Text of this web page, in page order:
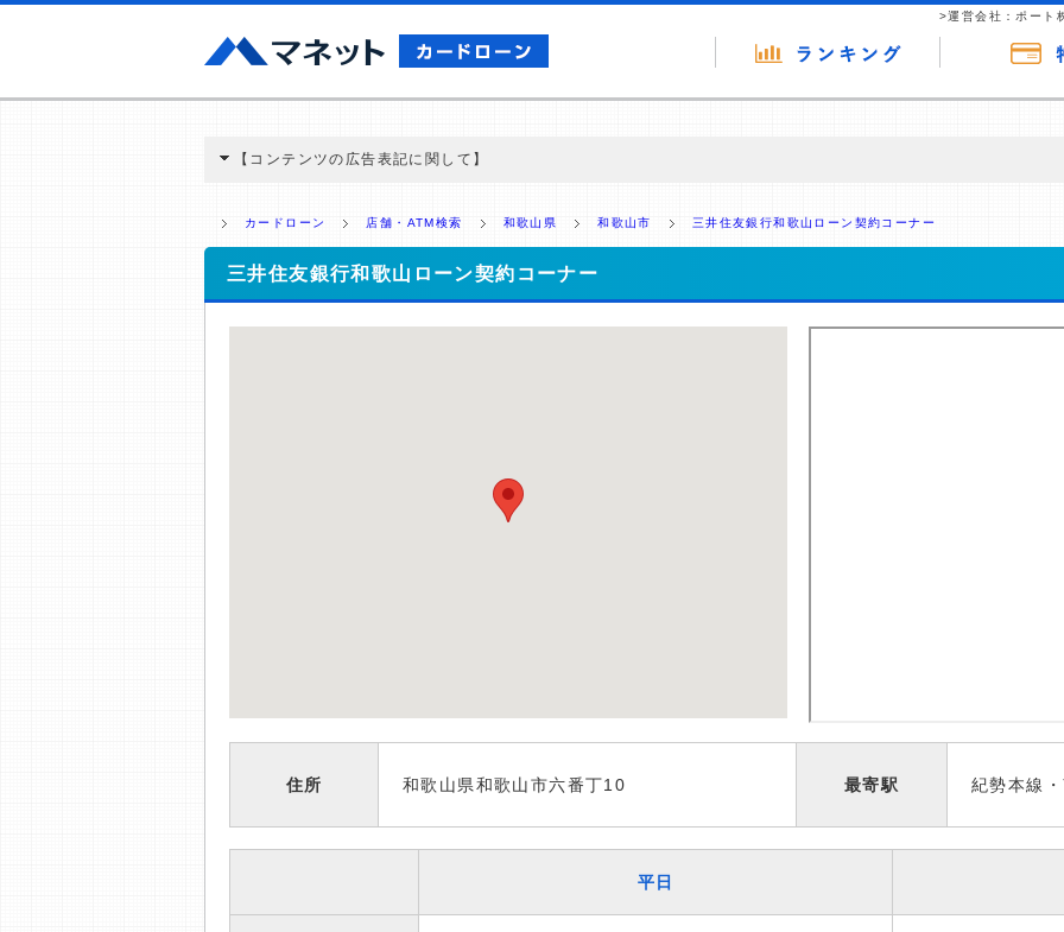
>運営会社：ポート
【コンテンツの広告表記に関して】
ミ収集などに基づき、公平性を担保した情報提供を行っています。
>提携企業一覧
カードローン 店舗・ATM検索 和歌山県 和歌山市 三井住友銀行和歌山ローン契約コーナー
三井住友銀行和歌山ローン契約コーナー
住所 和歌山県和歌山市六番丁10 最寄駅 紀勢本線
平日